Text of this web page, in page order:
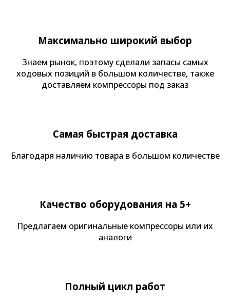
Максимально широкий выбор
Знаем рынок, поэтому сделали запасы самых
ходовых позиций в большом количестве, также
доставляем компрессоры под заказ
Самая быстрая доставка
Благодаря наличию товара в большом количестве
Качество оборудования на 5+
Предлагаем оригинальные компрессоры или их
аналоги
Полный цикл работ